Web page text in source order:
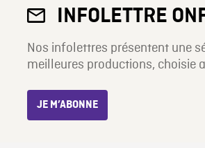
INFOLETTRE
Nos infolettres présentent une
meilleures productions, choisie
JE M’ABONNE